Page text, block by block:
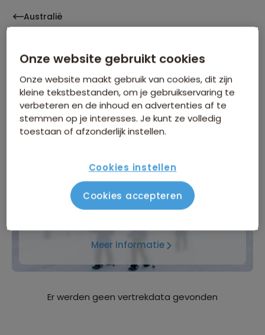
Australië
Data & Prijzen
Klik op de links voor meer informatie over:
Inbegrepen in de reissom
WINTERVOORDEEL
Meer informatie
Er werden geen vertrekdata gevonden
Onze website gebruikt cookies
Onze website maakt gebruik van cookies, dit zijn
kleine tekstbestanden, om je gebruikservaring te
verbeteren en de inhoud en advertenties af te
stemmen op je interesses. Je kunt ze volledig
toestaan of afzonderlijk instellen.
Cookies instellen
Cookies accepteren